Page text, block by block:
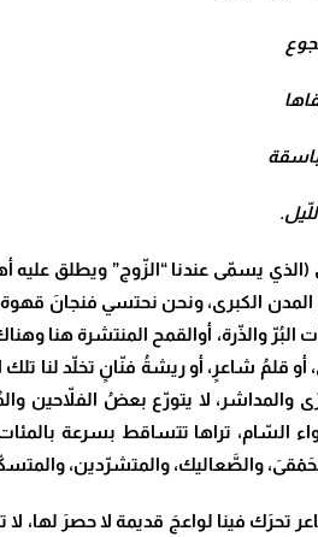
يسمّى عندنا “الزّوج” ويطلق عليه
الكبرى، ونحن نحتسي فنجانَ
البُرّ والذّرة، أوالقمح المنتشرة هنا
قلمُ شاعرٍ، أو ريشةُ فنّانٍ تخلّد لنا
والمداشر، لا يتورّع بعضُ الفلاّحين
السّام، تراها تتساقط بسرعة
والصَّعاليك، والمتشرّدين،
تحرَك فينا لواعجَ قديمة لا حصرَ لها، لا